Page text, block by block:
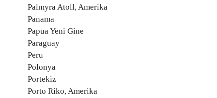
Palmyra Atoll, Amerika
Panama
Papua Yeni Gine
Paraguay
Peru
Polonya
Portekiz
Porto Riko, Amerika